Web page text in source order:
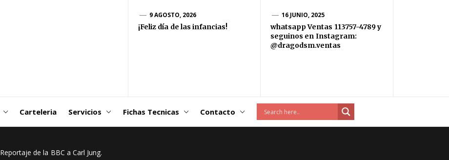
9 AGOSTO, 2026
¡Feliz día de las infancias!
16 JUNIO, 2025
whatsapp Ventas 113757-4789 y
seguinos en Instagram:
@dragodsm.ventas
Carteleria Servicios Fichas Tecnicas Contacto
Reportaje de la BBC a Carl Jung.